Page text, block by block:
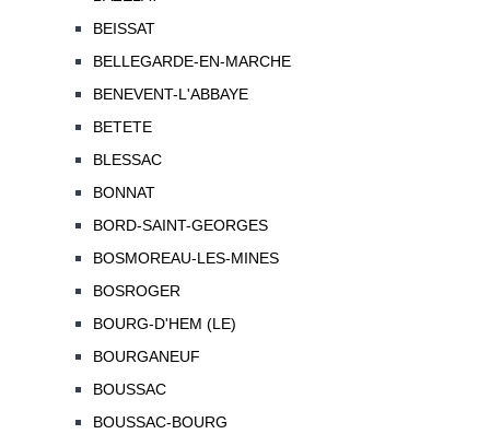
BEISSAT
BELLEGARDE-EN-MARCHE
BENEVENT-L'ABBAYE
BETETE
BLESSAC
BONNAT
BORD-SAINT-GEORGES
BOSMOREAU-LES-MINES
BOSROGER
BOURG-D'HEM (LE)
BOURGANEUF
BOUSSAC
BOUSSAC-BOURG